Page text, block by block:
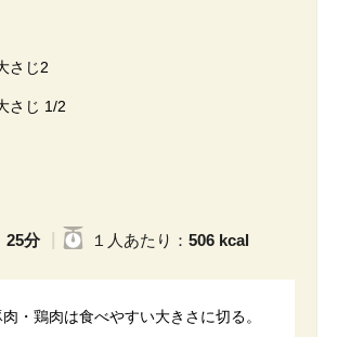
さじ2
さじ 1/2
25分 １人 あたり ： 506 kcal
肉・鶏肉は食べやすい大きさに切る。